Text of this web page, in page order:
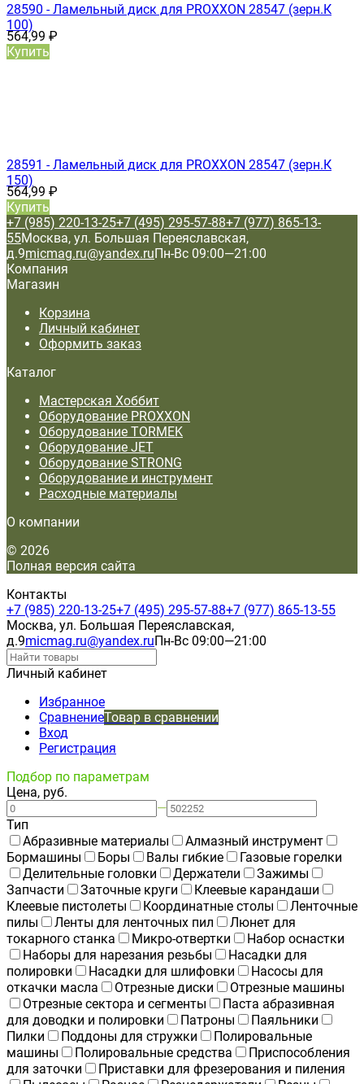
28590 - Ламельный диск для PROXXON 28547 (зерн.К
100)
564,99 ₽
Купить
28591 - Ламельный диск для PROXXON 28547 (зерн.К
150)
564,99 ₽
Купить
+7 (985) 220-13-25+7 (495) 295-57-88+7 (977) 865-13-
55Москва, ул. Большая Переяславская,
д.9micmag.ru@yandex.ruПн-Вс 09:00—21:00
Компания
Магазин
Корзина
Личный кабинет
Оформить заказ
Каталог
Мастерская Хоббит
Оборудование PROXXON
Оборудование TORMEK
Оборудование JET
Оборудование STRONG
Оборудование и инструмент
Расходные материалы
О компании
© 2026
Полная версия сайта
Контакты
+7 (985) 220-13-25+7 (495) 295-57-88+7 (977) 865-13-55
Москва, ул. Большая Переяславская,
д.9micmag.ru@yandex.ruПн-Вс 09:00—21:00
Личный кабинет
Избранное
СравнениеТовар в сравнении
Вход
Регистрация
Подбор по параметрам
Цена, руб.
—
Тип
Абразивные материалы
Алмазный инструмент
Бормашины
Боры Валы гибкие
Газовые горелки
Делительные головки
Держатели
Зажимы
Запчасти
Заточные круги
Клеевые карандаши
Клеевые пистолеты
Координатные столы
Ленточные
пилы
Ленты для ленточных пил
Люнет для
токарного станка
Микро-отвертки
Набор оснастки
Наборы для нарезания резьбы
Насадки для
полировки
Насадки для шлифовки
Насосы для
откачки масла
Отрезные диски
Отрезные машины
Отрезные сектора и сегменты
Паста абразивная
для доводки и полировки
Патроны
Паяльники
Пилки
Поддоны для стружки
Полировальные
машины
Полировальные средства
Приспособления
для заточки
Приставки для фрезерования и пиления